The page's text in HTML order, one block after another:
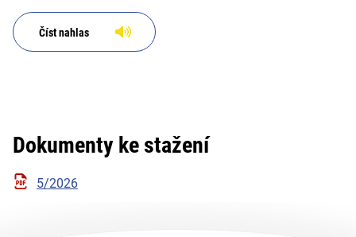
Číst nahlas
Dokumenty ke stažení
5/2026